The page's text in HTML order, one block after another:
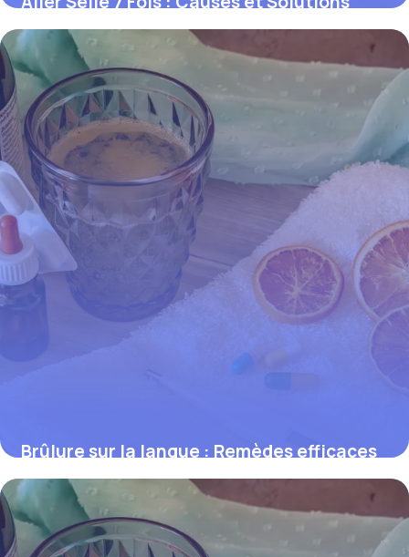
2026
3 juin 2026
Brûlure sur la langue : Remèdes efficaces
2 juin 2026